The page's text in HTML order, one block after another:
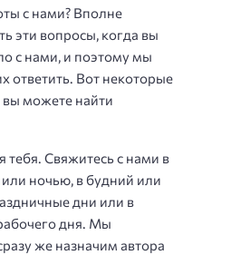
с нами? Вполне
эти вопросы, когда вы
с нами, и поэтому мы
ответить. Вот некоторые
вы можете найти
тебя. Свяжитесь с нами в
ночью, в будний или
дни или в
дня. Мы
же назначим автора